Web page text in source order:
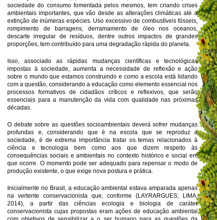
sociedade do consumo fomentada pelos mesmos, tem criando crises
ambientais importantes, que vão desde as alterações climáticas até a
extinção de inúmeras espécies. Uso excessivo de combustíveis fósseis,
rompimento de barragens, derramamento de óleo nos oceanos,
descarte irregular de resíduos, dentre outros impactos de grandes
proporções, tem contribuído para uma degradação rápida do planeta.
Isso, associado as rápidas mudanças científicas e tecnológicas
impostas à sociedade, aumenta a necessidade de reflexão e ação
sobre o mundo que estamos construindo e como a escola está lidando
com a questão, considerando a educação como elemento essencial nos
processos formativos de cidadãos críticos e reflexivos, que serão
essenciais para a manutenção da vida com qualidade nas próximas
décadas.
O debate sobre as questões socioambientais deverá sofrer mudanças
profundas e, considerando que é na escola que se reproduz a
sociedade, é de extrema importância tratar os temas relacionados à
ciência e tecnologia bem como aos que dizem respeito às
consequências sociais e ambientais no contexto histórico e social em
que ocorre. O momento pode ser adequado para repensar o modo de
produção existente, o que exige nova postura e prática.
Inicialmente no Brasil, a educação ambiental estava amparada apenas
na vertente conservacionista que, conforme (LAYRARGUES; LIMA,
2014), a partir das ciências ecologia e biologia de caráter
conservacionista cujas propostas eram ações de educação ambiental